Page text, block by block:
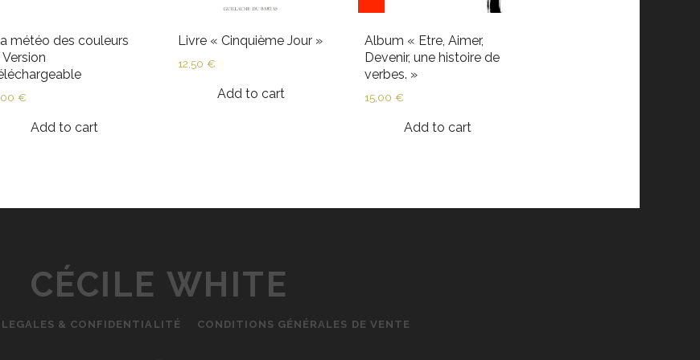
météo des couleurs
€
Add to cart
Livre « Cinquième Jour »
12,50€
Add to cart
Album « Etre, Aimer,
Devenir, une histoire de
verbes. »
15,00 €
Add to cart
CÉCILE WHITE
& CONFIDENTIALITÉ CONDITIONS GÉNÉRALES DE VENTE